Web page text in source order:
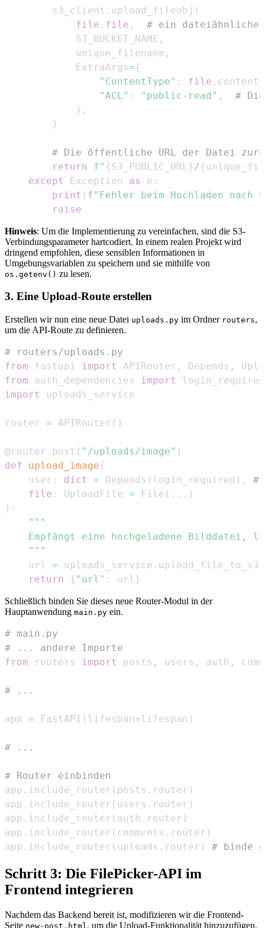
        s3_client
. upload_fileobj (
file . file ,
# ein
            S3_BUCKET_NAME
,
            unique_filename
,
            ExtraArgs
={
"ContentType" : file .
"ACL" : "public-read" ,
#
} ,
)
# Die öffentliche URL der Datei
return
f" {S3_PUBLIC_URL } /{
except
Exception as e :
print ( f"Fehler beim Hochladen nach
raise
Hinweis: Um die Implementierung zu vereinfachen, sind die S3-
Verbindungsparameter hartcodiert. In einem realen Projekt wird
dringend empfohlen, diese sensiblen Informationen in
Umgebungsvariablen zu speichern und sie mithilfe von
os.getenv() zu lesen.
3. Eine Upload-Route erstellen
Erstellen wir nun eine neue Datei uploads.py im Ordner routers,
um die API-Route zu definieren.
# routers/uploads.py
from fastapi import APIRouter , Depends ,
from auth_dependencies import
import
router = APIRouter ( )
@router . post ( "/uploads/image" )
def
upload_image (
    user
: dict = Depends ( login_required ) ,
#
file : UploadFile = File ( . . . )
) :
    """
    url
= uploads_service . upload_file_to_s3
return
{ "url" : url }
Schließlich binden Sie dieses neue Router-Modul in der
Hauptanwendung main.py ein.
# main.py
# ... andere Importe
from routers import posts , users , auth ,
# ...
app = FastAPI ( lifespan=lifespan )
# ...
# Router einbinden
app . include_router ( posts . router )
app . include_router ( users . router )
app . include_router ( auth . router )
app . include_router ( comments . router )
app . include_router ( uploads . router ) # binde
Schritt 3: Die FilePicker-API im
Frontend integrieren
Nachdem das Backend bereit ist, modifizieren wir die Frontend-
Seite new-post.html , um die Upload-Funktionalität hinzuzufügen.